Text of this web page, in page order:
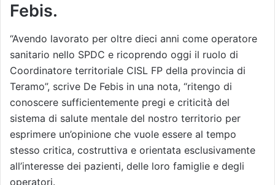
Febis.
“Avendo lavorato per oltre dieci anni come operatore
sanitario nello SPDC e ricoprendo oggi il ruolo di
Coordinatore territoriale CISL FP della provincia di
Teramo”, scrive De Febis in una nota, “ritengo di
conoscere sufficientemente pregi e criticità del
sistema di salute mentale del nostro territorio per
esprimere un’opinione che vuole essere al tempo
stesso critica, costruttiva e orientata esclusivamente
all’interesse dei pazienti, delle loro famiglie e degli
operatori.